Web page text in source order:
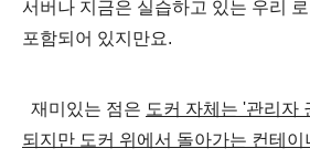
서버나 지금은 실습하고 있는 우리
포함되어 있지만요.
재미있는 점은 도커 자체는 '관리자
되지만 도커 위에서 돌아가는 컨테